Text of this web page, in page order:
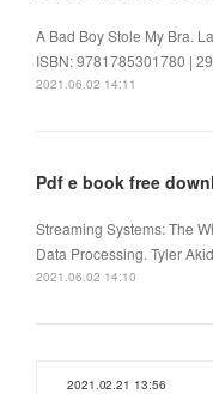
A Bad Boy Stole My Bra.
ISBN: 9781785301780 |
2021.06.02 14:11
Pdf e book free
Streaming Systems: The
Data Processing. Tyler
2021.06.02 14:10
2021.02.21 13:56